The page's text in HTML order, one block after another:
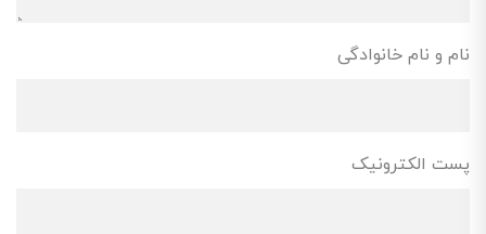
نام و نام خانوادگی
پست الکترونیک